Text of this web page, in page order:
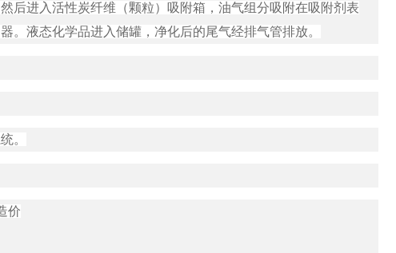
后进入活性炭纤维（颗粒）吸附箱，油气组分吸附在吸附剂表
液态化学品进入储罐，净化后的尾气经排气管排放。
。
价